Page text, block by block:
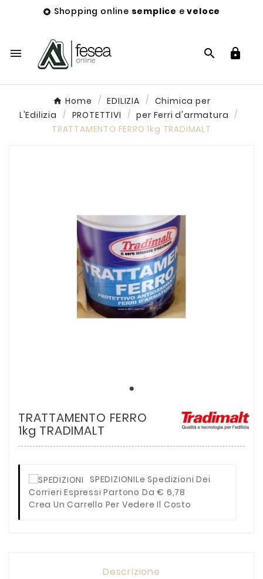
 Shopping online semplice eveloce
  
Home EDILIZIA
Chimica per
L'Edilizia
PROTETTIVI
per Ferri d'armatura
TRATTAMENTO FERRO 1kg TRADIMALT
TRATTAMENTO FERRO
1kg TRADIMALT
SPEDIZIONILe Spedizioni Dei
Corrieri Espressi Partono Da € 6,78
Crea Un Carrello Per Vedere Il Costo
Descrizione